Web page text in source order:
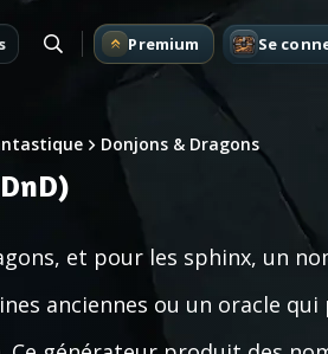
Premium Se
Donjons & Dragons
et pour les sphinx, un
anciennes ou un oracle qui